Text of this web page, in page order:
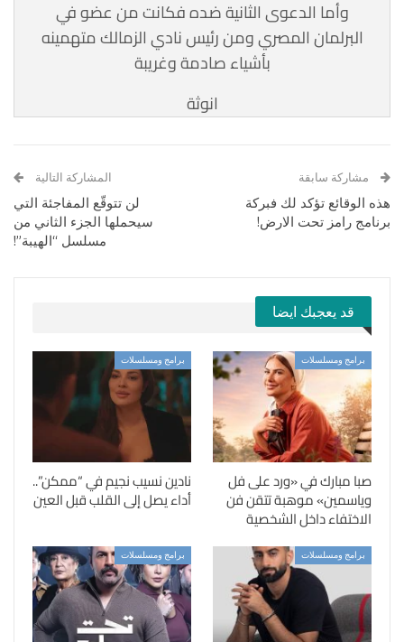
وأما الدعوى الثانية ضده فكانت من عضو في
البرلمان المصري ومن رئيس نادي الزمالك متهمينه
بأشياء صادمة وغريبة
انوثة
مشاركة سابقة
هذه الوقائع تؤكد لك فبركة
برنامج رامز تحت الارض!
المشاركة التالية
لن تتوقّع المفاجئة التي
سيحملها الجزء الثاني من
مسلسل “الهيبة”!
قد يعجبك ايضا
برامج ومسلسلات
صبا مبارك في «ورد على فل
وياسمين» موهبة تتقن فن
الاختفاء داخل الشخصية
برامج ومسلسلات
نادين نسيب نجيم في “ممكن”..
أداء يصل إلى القلب قبل العين
برامج ومسلسلات برامج ومسلسلات